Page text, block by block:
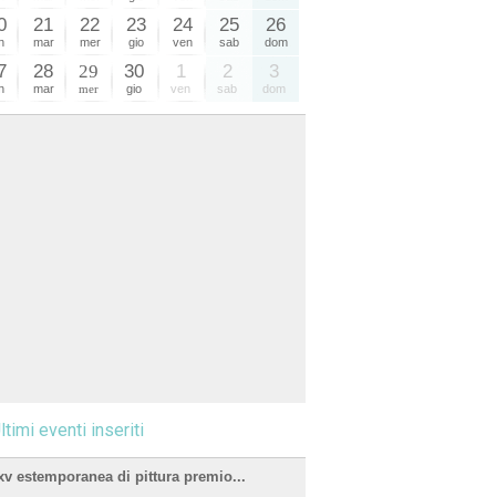
21
mar
22
mer
23
gio
24
ven
25
sab
26
dom
28
mar
29
mer
30
gio
1
ven
2
sab
3
dom
eventi inseriti
estemporanea di pittura premio...